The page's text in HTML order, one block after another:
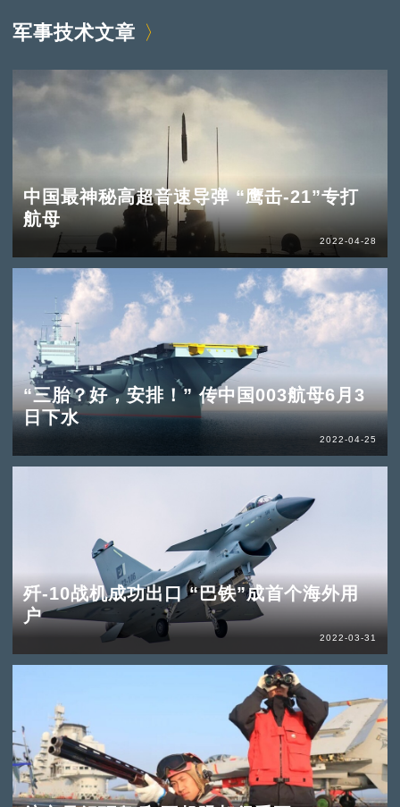
军事技术文章
中国最神秘高超音速导弹 “鹰击-21”专打
航母
2022-04-28
“三胎？好，安排！” 传中国003航母6月3
日下水
2022-04-25
歼-10战机成功出口 “巴铁”成首个海外用
户
2022-03-31